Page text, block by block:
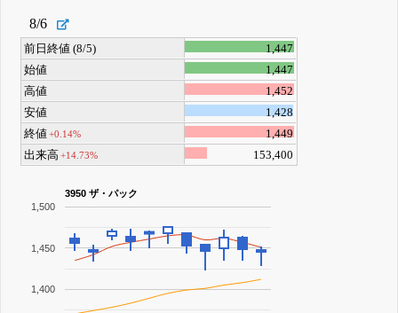
8/6
前日終値 (8/5)
1,447
始値
1,447
高値
1,452
安値
1,428
終値+0.14%
1,449
出来高 +14.73% 153,400
3950 ザ・パック
1,400
1,450
1,500